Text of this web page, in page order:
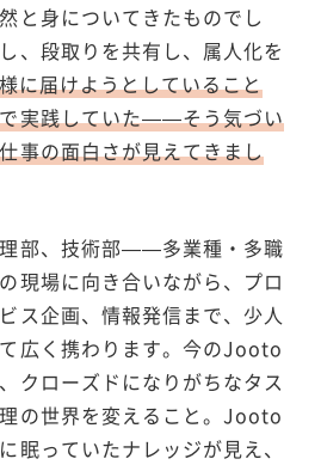
と身についてきたものでし
、段取りを共有し、属人化を
に届けようとしていること
実践していた——そう気づい
事の面白さが見えてきまし
部、技術部——多業種・多職
現場に向き合いながら、プロ
ス企画、情報発信まで、少人
広く携わります。今のJooto
クローズドになりがちなタス
の世界を変えること。Jooto
眠っていたナレッジが見え、